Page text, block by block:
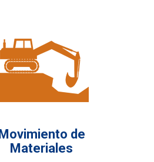
Movimiento de
Materiales